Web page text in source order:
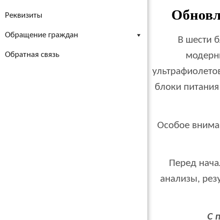
Реквизиты
Обращение граждан
Обратная связь
В шести
блоки
Особое
Перед
анализы,
С